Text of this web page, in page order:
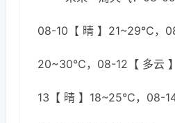
08-10【 晴 】21~29℃，
20~30℃，08-12【 多云
13【 晴 】18~25℃，08-